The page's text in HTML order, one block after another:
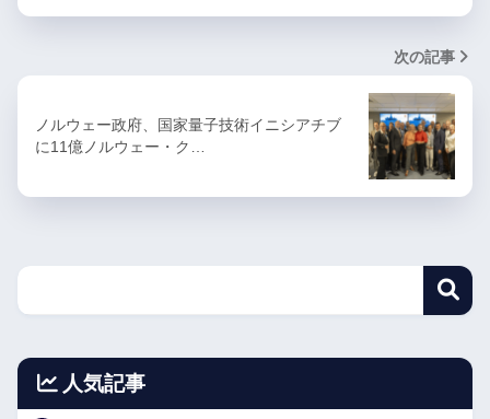
次の記事
ノルウェー政府、国家量子技術イニシアチブ
に11億ノルウェー・ク…
人気記事